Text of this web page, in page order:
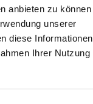
anbieten zu können
unserer
diese Informationen
Ihrer Nutzung